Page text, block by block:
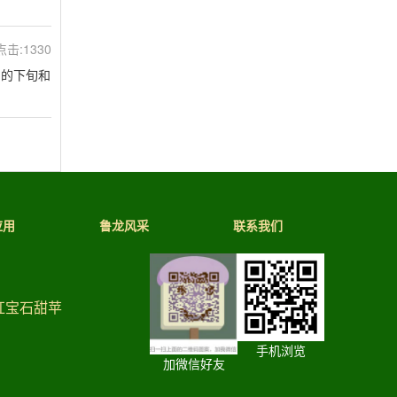
击:1330
下旬和
鲁龙风采 联系我们
宝石甜苹
加微信好友
手机浏览